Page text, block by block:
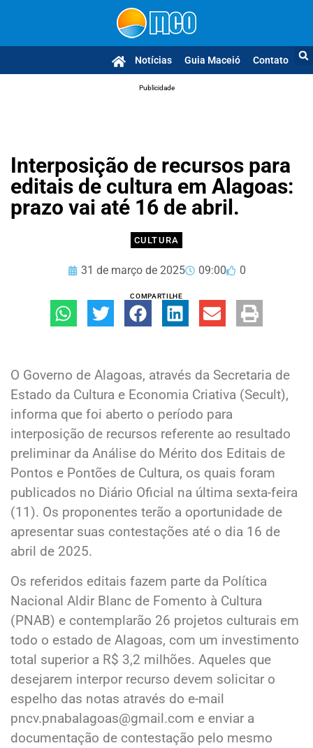
Notícias Guia Maceió Contato
Publicidade
Interposição de recursos para
editais de cultura em Alagoas:
prazo vai até 16 de abril.
CULTURA
31 de março de 2025 09:00 0
COMPARTILHE
O Governo de Alagoas, através da Secretaria de
Estado da Cultura e Economia Criativa (Secult),
informa que foi aberto o período para
interposição de recursos referente ao resultado
preliminar da Análise do Mérito dos Editais de
Pontos e Pontões de Cultura, os quais foram
publicados no Diário Oficial na última sexta-feira
(11). Os proponentes terão a oportunidade de
apresentar suas contestações até o dia 16 de
abril de 2025.
Os referidos editais fazem parte da Política
Nacional Aldir Blanc de Fomento à Cultura
(PNAB) e contemplarão 26 projetos culturais em
todo o estado de Alagoas, com um investimento
total superior a R$ 3,2 milhões. Aqueles que
desejarem interpor recurso devem solicitar o
espelho das notas através do e-mail
pncv.pnabalagoas@gmail.com e enviar a
documentação de contestação pelo mesmo